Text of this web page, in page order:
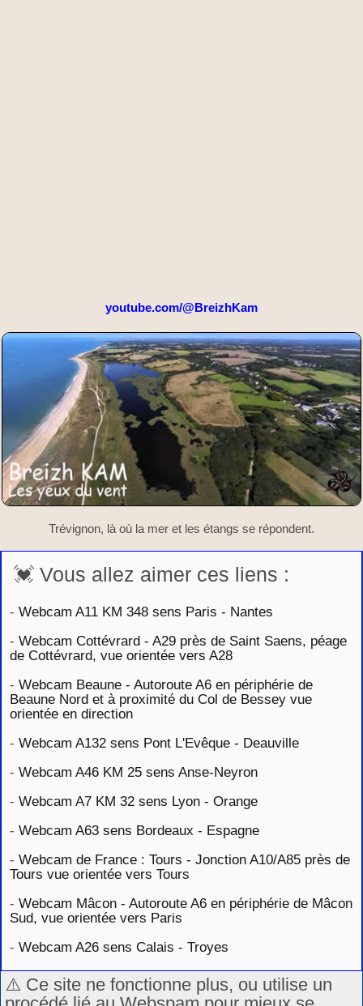
youtube.com/@BreizhKam
Trévignon, là où la mer et les étangs se répondent.
💓 Vous allez aimer ces liens :
- Webcam A11 KM 348 sens Paris - Nantes
- Webcam Cottévrard - A29 près de Saint Saens, péage
de Cottévrard, vue orientée vers A28
- Webcam Beaune - Autoroute A6 en périphérie de
Beaune Nord et à proximité du Col de Bessey vue
orientée en direction
- Webcam A132 sens Pont L'Evêque - Deauville
- Webcam A46 KM 25 sens Anse-Neyron
- Webcam A7 KM 32 sens Lyon - Orange
- Webcam A63 sens Bordeaux - Espagne
- Webcam de France : Tours - Jonction A10/A85 près de
Tours vue orientée vers Tours
- Webcam Mâcon - Autoroute A6 en périphérie de Mâcon
Sud, vue orientée vers Paris
- Webcam A26 sens Calais - Troyes
⚠️ Ce site ne fonctionne plus, ou utilise un